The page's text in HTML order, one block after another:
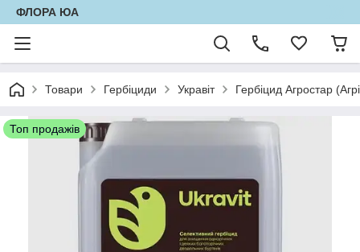
ФЛОРА ЮА
Товари Гербіциди Укравіт Гербіцид Агростар
Топ продажів